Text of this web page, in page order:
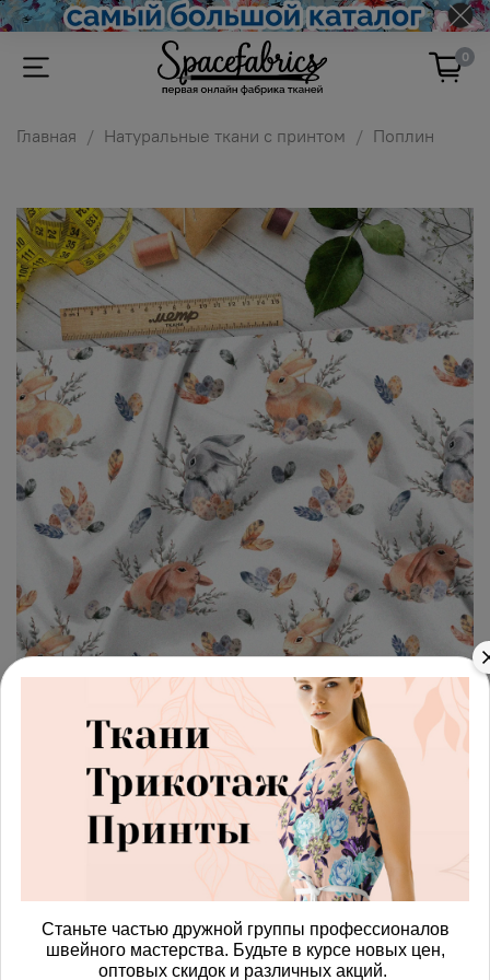
0
Главная Натуральные ткани с принтом Поплин
арт.4287615_poplin
Ткань поплин рыжие и серые
кролики
Получить доступ к оптовым ценам
814.00 руб
В корзину
Станьте частью дружной группы профессионалов
швейного мастерства. Будьте в курсе новых цен,
оптовых скидок и различных акций.